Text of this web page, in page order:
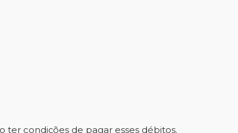
ter condições de pagar esses débitos.